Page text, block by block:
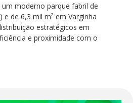
moderno parque fabril de
e de 6,3 mil m² em Varginha
estratégicos em
e proximidade com o